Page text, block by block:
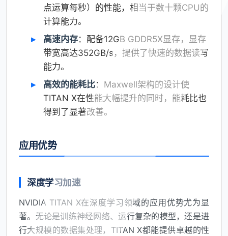
点运算每秒）的性能，相当于数十颗CPU的
计算能力。
高速内存：配备12GB GDDR5X显存，显存
带宽高达352GB/s，提供了快速的数据读写
能力。
高效的能耗比：Maxwell架构的设计使
TITAN X在性能大幅提升的同时，能耗比也
得到了显著改善。
应用优势
深度学习加速
NVIDIA TITAN X在深度学习领域的应用优势尤为显
著。无论是训练神经网络、运行复杂的模型，还是进
行大规模的数据集处理，TITAN X都能提供卓越的性